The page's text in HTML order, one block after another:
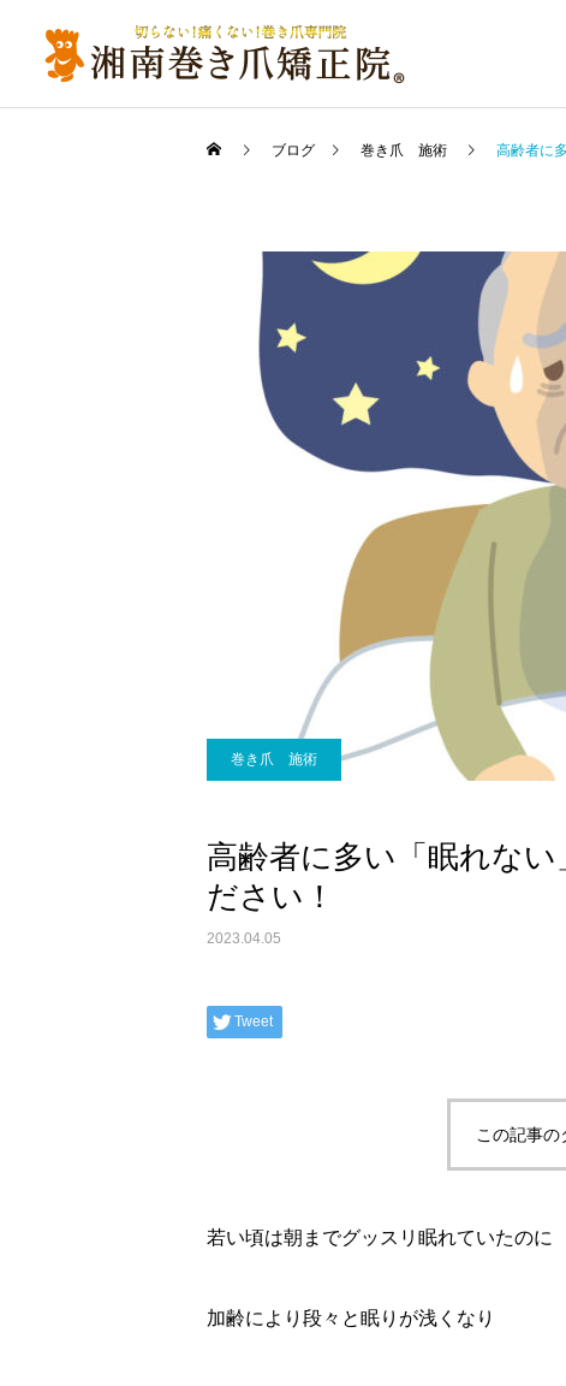
ブログ 巻き爪 施術 高齢者に
巻き爪 施術
高齢者に多い「眠れな
ださい！
2023.04.05
Tweet
この記事
若い頃は朝までグッスリ眠れていたのに
加齢により段々と眠りが浅くなり